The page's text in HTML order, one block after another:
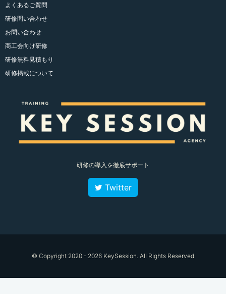
よくあるご質問
研修問い合わせ
お問い合わせ
商工会向け研修
研修無料見積もり
研修掲載について
研修の導入を徹底サポート
Twitter
© Copyright 2020 - 2026 KeySession. All Rights Reserved